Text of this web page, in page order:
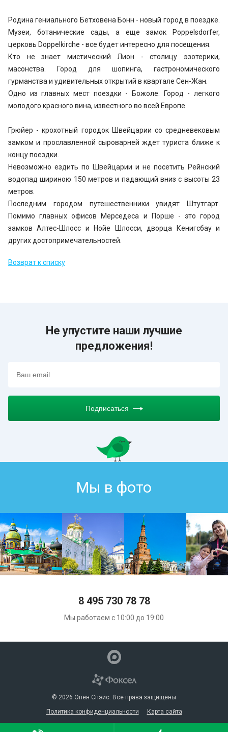
Родина гениального Бетховена Бонн - новый город в поездке.
Музеи, ботанические сады, а еще замок Poppelsdorfer,
церковь Doppelkirche - все будет интересно для посещения.
Кто не знает мистический Лион - столицу эзотерики,
масонства. Город для шопинга, гастрономического
гурманства и удивительных открытий в квартале Сен-Жан.
Одно из главных мест поездки - Божоле. Город - легкого
молодого красного вина, известного во всей Европе.
Грюйер - крохотный городок Швейцарии со средневековым
замком и прославленной сыроварней ждет туриста ближе к
концу поездки.
Невозможно ездить по Швейцарии и не посетить Рейнский
водопад шириною 150 метров и падающий вниз с высоты 23
метров.
Последним городом путешественники увидят Штутгарт.
Помимо главных офисов Мерседеса и Порше - это город
замков Алтес-Шлосс и Нойе Шлосси, дворца Кенигсбау и
других достопримечательностей.
Возврат к списку
Не упустите наши лучшие
предложения!
Подписаться
Мы в фото
8 495 730 78 78
Мы работаем с 10:00 до 19:00
© 2026 Опен Спэйс. Все права защищены
Политика конфиденциальности
Карта сайта